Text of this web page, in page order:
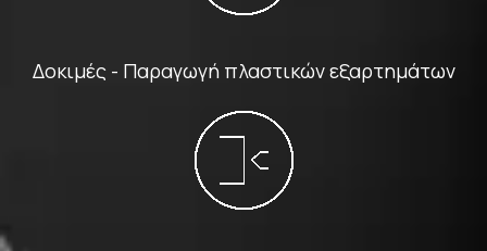
Δοκιμές - Παραγωγή πλαστικών εξαρτημάτων